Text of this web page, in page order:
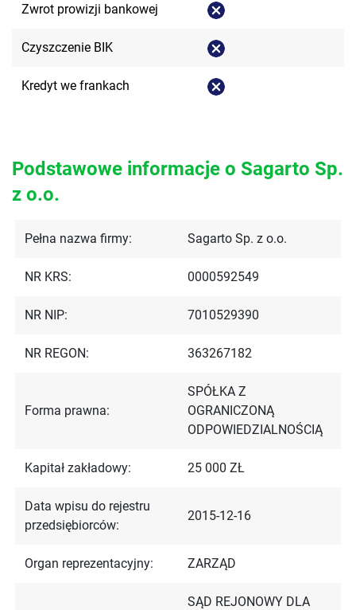
Zwrot prowizji bankowej
Czyszczenie BIK
Kredyt we frankach
Podstawowe informacje o Sagarto Sp.
z o.o.
Pełna nazwa firmy: Sagarto Sp. z o.o.
NR KRS: 0000592549
NR NIP: 7010529390
NR REGON: 363267182
Forma prawna:
SPÓŁKA Z
OGRANICZONĄ
ODPOWIEDZIALNOŚCIĄ
Kapitał zakładowy: 25 000 ZŁ
Data wpisu do rejestru
przedsiębiorców:
2015-12-16
Organ reprezentacyjny: ZARZĄD
SĄD REJONOWY DLA